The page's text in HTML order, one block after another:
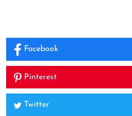
Facebook
Pinterest
Twitter